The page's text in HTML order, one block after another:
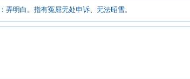
弄明白。指有冤屈无处申诉、无法昭雪。